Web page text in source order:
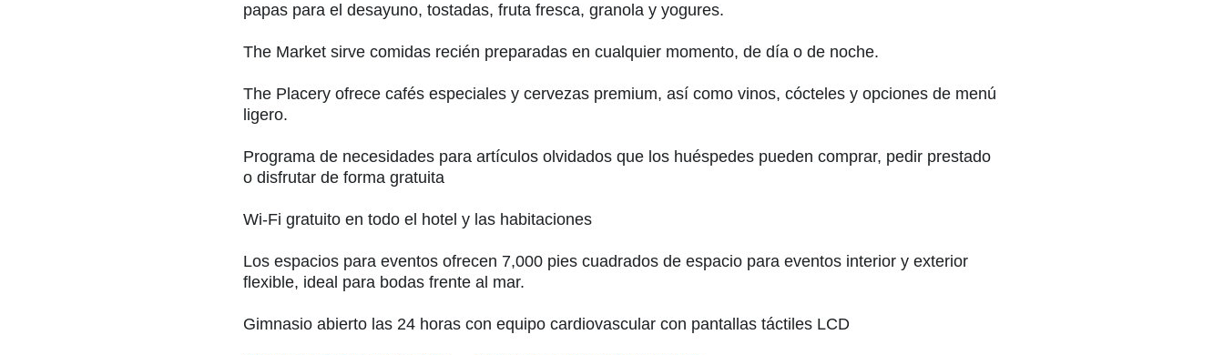
papas para el desayuno, tostadas, fruta fresca, granola y yogures.
The Market sirve comidas recién preparadas en cualquier momento, de día o de noche.
The Placery ofrece cafés especiales y cervezas premium, así como vinos, cócteles y opciones de menú
ligero.
Programa de necesidades para artículos olvidados que los huéspedes pueden comprar, pedir prestado
o disfrutar de forma gratuita
Wi-Fi gratuito en todo el hotel y las habitaciones
Los espacios para eventos ofrecen 7,000 pies cuadrados de espacio para eventos interior y exterior
flexible, ideal para bodas frente al mar.
Gimnasio abierto las 24 horas con equipo cardiovascular con pantallas táctiles LCD